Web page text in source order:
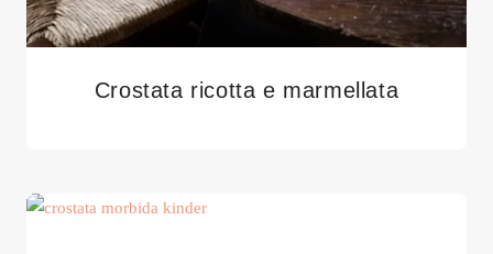
Crostata ricotta e marmellata